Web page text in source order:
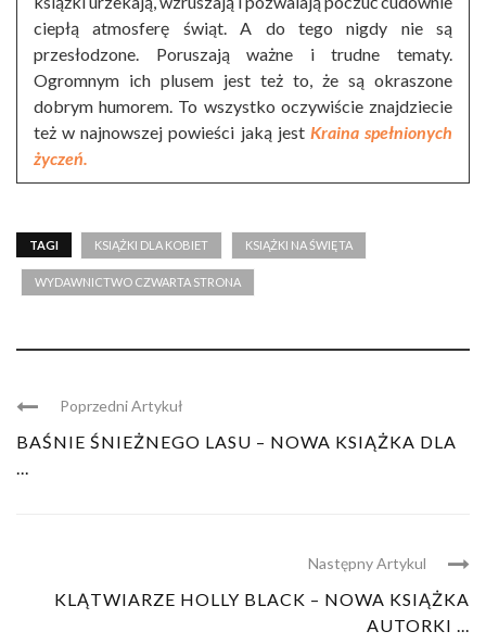
ciepłą atmosferę świąt. A do tego nigdy nie są
przesłodzone. Poruszają ważne i trudne tematy.
Ogromnym ich plusem jest też to, że są okraszone
dobrym humorem. To wszystko oczywiście znajdziecie
też w najnowszej powieści jaką jest Kraina spełnionych
życzeń.
TAGI KSIĄŻKI DLA KOBIET KSIĄŻKI NA ŚWIĘTA
WYDAWNICTWO CZWARTA STRONA
Poprzedni Artykuł
BAŚNIE ŚNIEŻNEGO LASU – NOWA KSIĄŻKA DLA
Następny Artykul
KLĄTWIARZE HOLLY BLACK – NOWA KSIĄŻKA
AUTORKI ...